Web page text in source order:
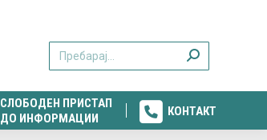
СЛОБОДЕН ПРИСТАП
ДО ИНФОРМАЦИИ
КОНТАКТ